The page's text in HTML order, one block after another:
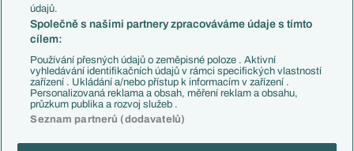
Chelsea FC
Manchester United
AC Milán
Juventus FC
Bayern Mnichov
FC Barcelona
Real Madrid
údajů.
Společně s našimi partnery zpracováváme údaje s tímto
cílem:
Používání přesných údajů o zeměpisné poloze . Aktivní
vyhledávání identifikačních údajů v rámci specifických vlastností
zařízení . Ukládání a/nebo přístup k informacím v zařízení .
Personalizovaná reklama a obsah, měření reklam a obsahu,
průzkum publika a rozvoj služeb .
Seznam partnerů (dodavatelů)